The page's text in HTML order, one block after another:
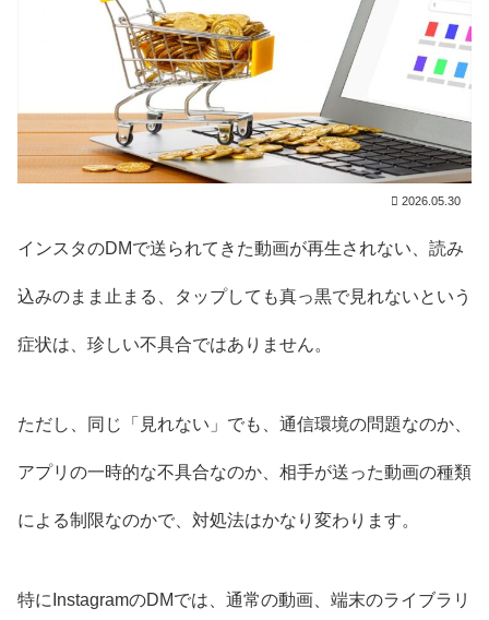
2026.05.30
インスタのDMで送られてきた動画が再生されない、読み
込みのまま止まる、タップしても真っ黒で見れないという
症状は、珍しい不具合ではありません。
ただし、同じ「見れない」でも、通信環境の問題なのか、
アプリの一時的な不具合なのか、相手が送った動画の種類
による制限なのかで、対処法はかなり変わります。
特にInstagramのDMでは、通常の動画、端末のライブラリ